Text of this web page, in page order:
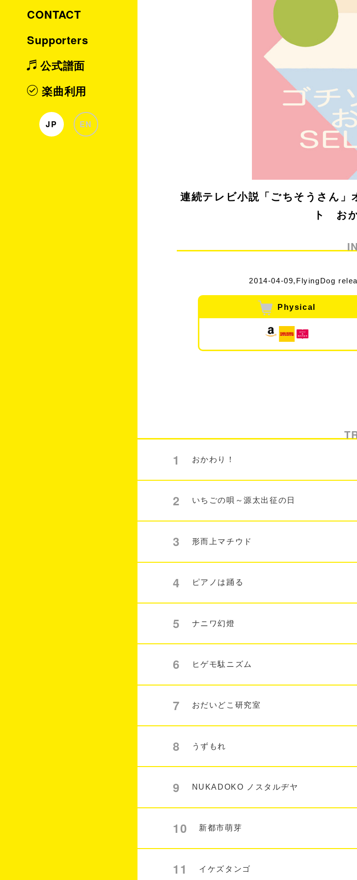
CONTACT
Supporters
公式譜面
楽曲利用
JP EN
連続テレビ小説「ごちそうさん
ト お
2014-04-09,FlyingDog
Physical
1 おかわり！
2 いちごの唄～源太出征の日
3 形而上マチウド
4 ピアノは踊る
5 ナニワ幻燈
6 ヒゲモ駄ニズム
7 おだいどこ研究室
8 うずもれ
9 NUKADOKO ノスタルヂヤ
10 新都市萌芽
11 イケズタンゴ